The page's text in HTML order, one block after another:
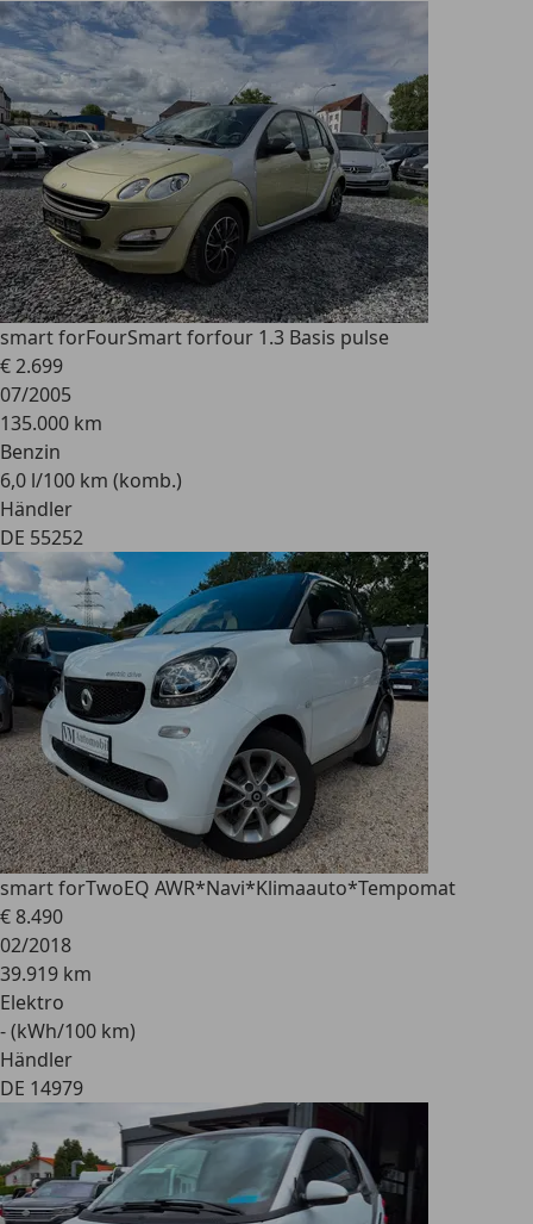
smart forFourSmart forfour 1.3 Basis pulse
€ 2.699
07/2005
135.000 km
Benzin
6,0 l/100 km (komb.)
Händler
DE 55252
smart forTwoEQ AWR*Navi*Klimaauto*Tempomat
€ 8.490
02/2018
39.919 km
Elektro
- (kWh/100 km)
Händler
DE 14979